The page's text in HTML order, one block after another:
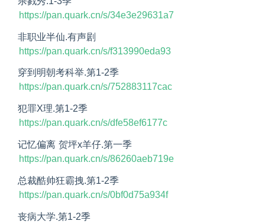
https://pan.quark.cn/s/34e3e29631a7
非职业半仙.有声剧
https://pan.quark.cn/s/f313990eda93
穿到明朝考科举.第1-2季
https://pan.quark.cn/s/752883117cac
犯罪X理.第1-2季
https://pan.quark.cn/s/dfe58ef6177c
记忆偏离 贺坪x羊仔.第一季
https://pan.quark.cn/s/86260aeb719e
总裁酷帅狂霸拽.第1-2季
https://pan.quark.cn/s/0bf0d75a934f
丧病大学.第1-2季